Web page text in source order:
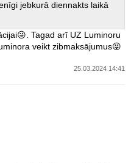
jebkurā diennakts laikā
Tagad arī UZ Luminoru
veikt zibmaksājumus😝
25.03.2024 14:41